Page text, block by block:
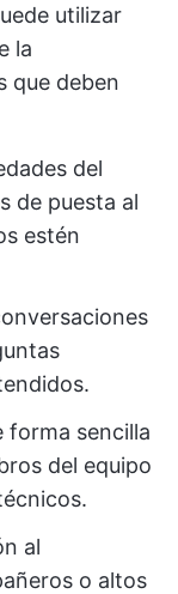
utilizar
la
que deben
del
de puesta al
estén
forma sencilla
del equipo
al
o altos